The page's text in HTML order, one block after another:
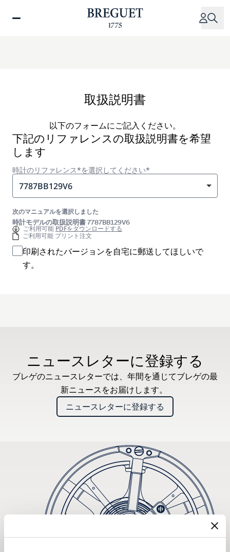
取扱説明書
以下のフォームにご記入ください。
下記のリファレンスの取扱説明書を希望
します
時計のリファレンス*を選択してください*
7787BB129V6
次のマニュアルを選択しました
時計モデルの取扱説明書 7787BB129V6
ご利用可能PDFをダウンロードする
ご利用可能 プリント注文
印刷されたバージョンを自宅に郵送してほしいで
す。
ニュースレターに登録する
ブレゲのニュースレターでは、年間を通じてブレゲの最
新ニュースをお届けします。
ニュースレターに登録する